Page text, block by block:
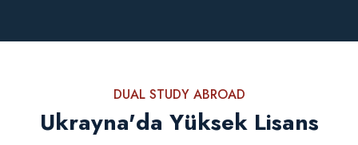
DUAL STUDY ABROAD
Ukrayna'da Yüksek Lisans